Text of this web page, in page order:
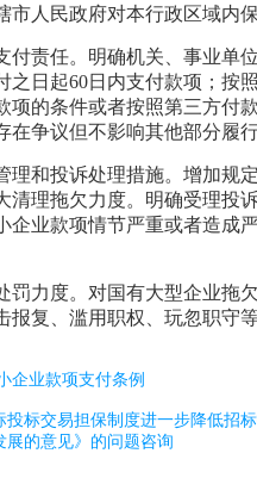
市人民政府对本行政区域内
付责任。明确机关、事业单
之日起60日内支付款项；按
项的条件或者按照第三方付
在争议但不影响其他部分履
理和投诉处理措施。增加规
清理拖欠力度。明确受理投
企业款项情节严重或者造成
罚力度。对国有大型企业拖
报复、滥用职权、玩忽职守
企业款项支付条例
投标交易担保制度进一步降低招
的意见》的问题咨询